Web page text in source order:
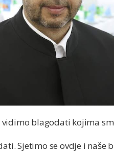
blagodati kojima
Sjetimo se ovdje i naše